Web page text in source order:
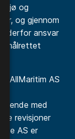
og
og gjennom
derfor ansvar
målrettet
AllMaritim AS
med
revisjoner
AS er